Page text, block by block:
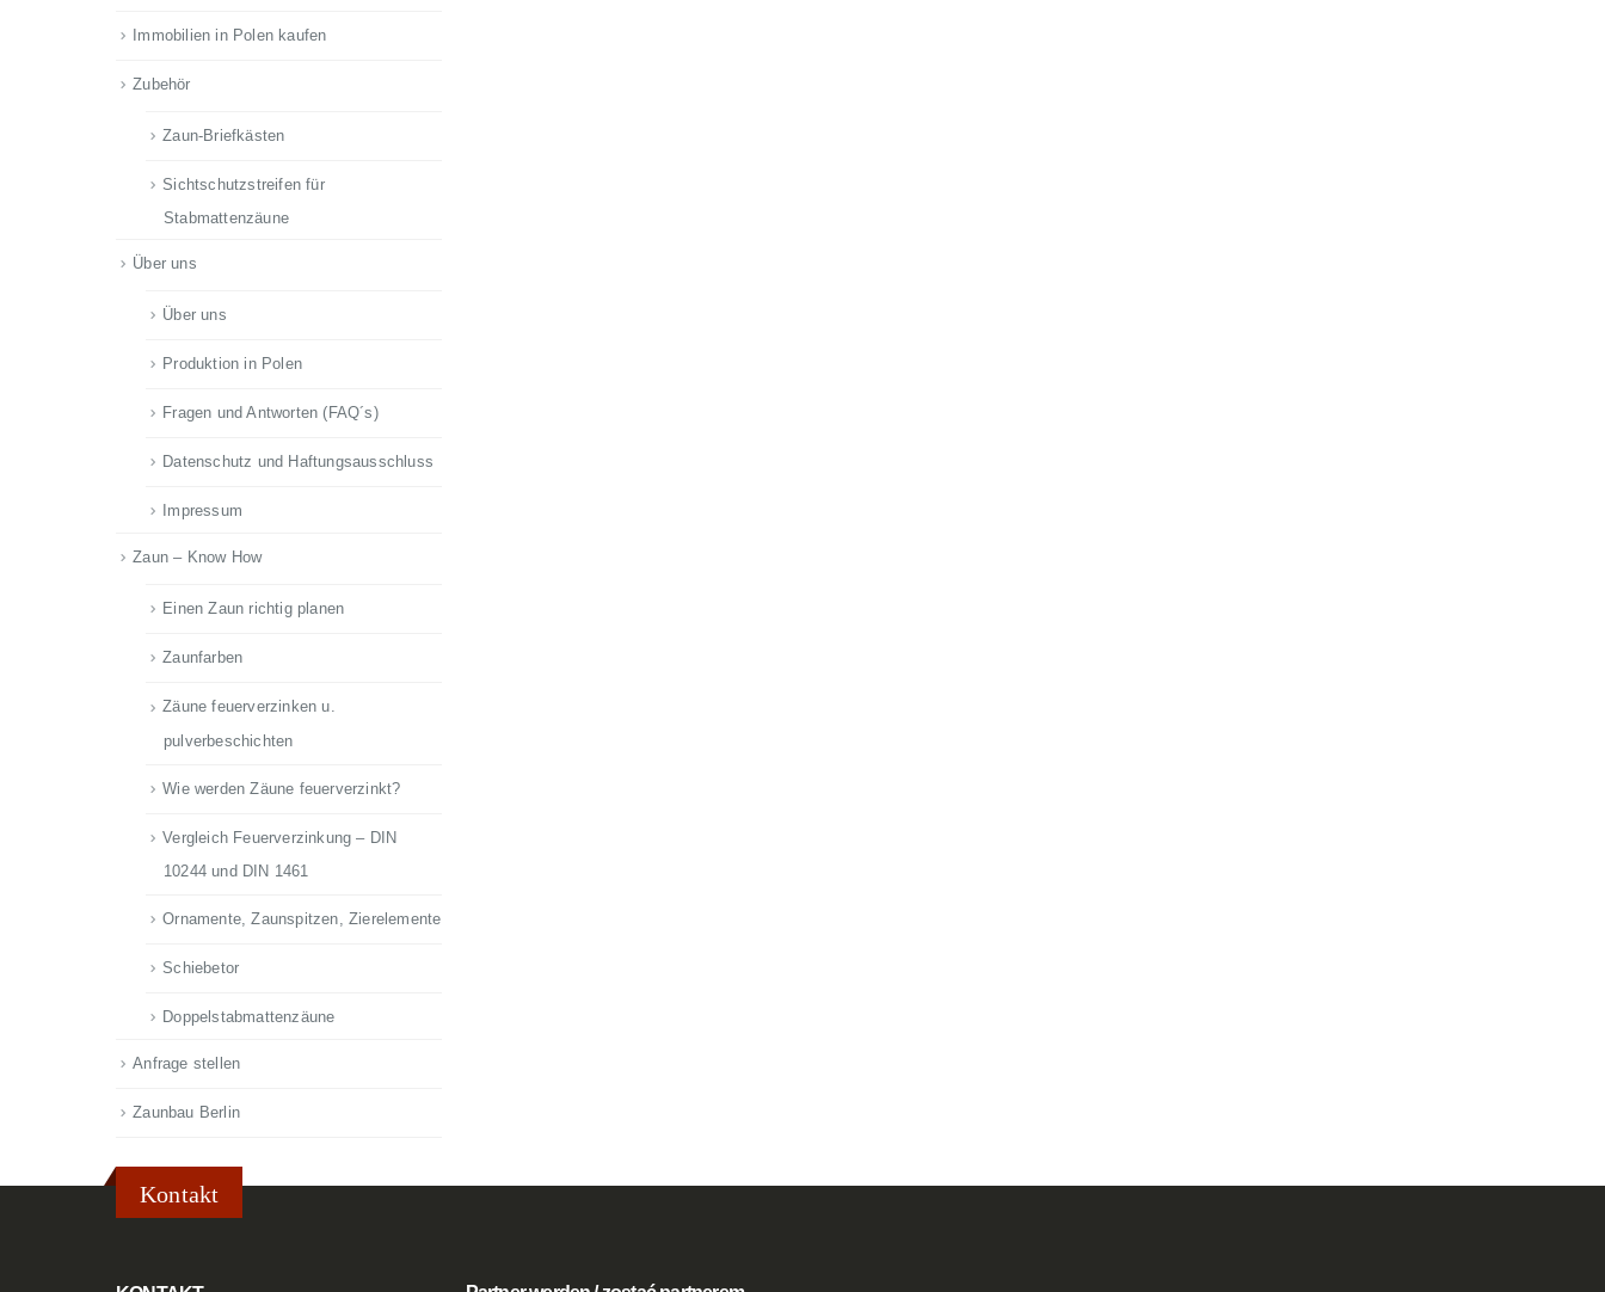
Immobilien in Polen kaufen
Zubehör
Zaun-Briefkästen
Sichtschutzstreifen für
Stabmattenzäune
Über uns
Über uns
Produktion in Polen
Fragen und Antworten (FAQ´s)
Datenschutz und Haftungsausschluss
Impressum
Zaun – Know How
Einen Zaun richtig planen
Zaunfarben
Zäune feuerverzinken u.
pulverbeschichten
Wie werden Zäune feuerverzinkt?
Vergleich Feuerverzinkung – DIN
10244 und DIN 1461
Ornamente, Zaunspitzen, Zierelemente
Schiebetor
Doppelstabmattenzäune
Anfrage stellen
Zaunbau Berlin
Kontakt